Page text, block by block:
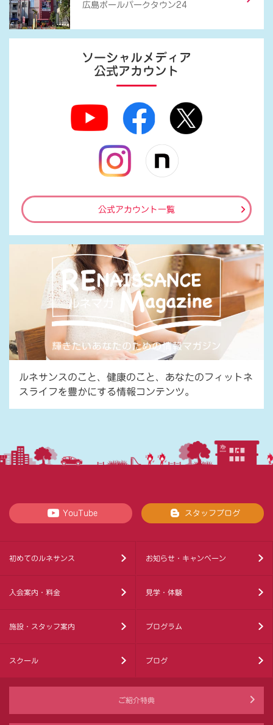
広島ボールパークタウン24
ソーシャルメディア
公式アカウント
公式アカウント一覧
ルネサンスのこと、健康のこと、あなたのフィットネ
スライフを豊かにする情報コンテンツ。
YouTube スタッフブログ
初めてのルネサンス お知らせ・キャンペーン
入会案内・料金 見学・体験
施設・スタッフ案内 プログラム
スクール ブログ
ご紹介特典